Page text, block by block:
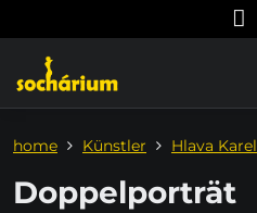
home Künstler Hlava Karel
Doppelporträt